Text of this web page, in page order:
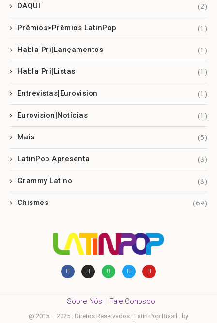
DAQUI (2)
Prêmios>Prêmios LatinPop (1)
Habla Pri|Lançamentos (1)
Habla Pri|Listas (1)
Entrevistas|Eurovision (1)
Eurovision|Notícias (1)
Mais (5)
LatinPop Apresenta (8)
Grammy Latino (8)
Chismes (69)
Sobre Nós | Fale Conosco
@ 2015 – 2025 . Diretos Reservados . Latin Pop Brasil . by